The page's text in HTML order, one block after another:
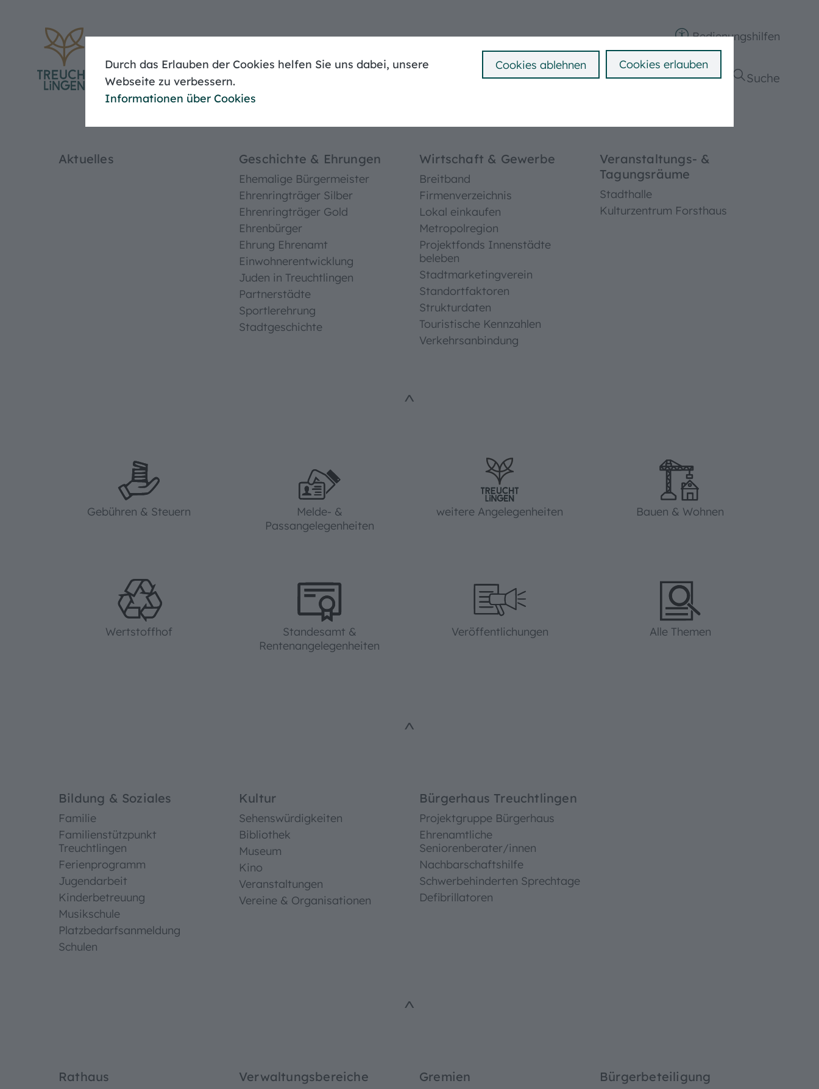
Durch das Erlauben der Cookies helfen Sie uns dabei, unsere
Webseite zu verbessern.
Cookies ablehnen
Informationen über Cookies
Cookies erlauben
Bedienungshilfen
Leben in Treuchtlingen Politik & Verwaltung Suche
Baugenehmigung
Bebauungspläne
Aktuelles Geschichte & Ehrungen
Ehemalige Bürgermeister
Ehrenringträger Silber
Ehrenringträger Gold
Ehrenbürger
Ehrung Ehrenamt
Einwohnerentwicklung
Juden in Treuchtlingen
Partnerstädte
Sportlerehrung
Stadtgeschichte
Wirtschaft & Gewerbe
Breitband
Firmenverzeichnis
Lokal einkaufen
Metropolregion
Projektfonds Innenstädte
beleben
Stadtmarketingverein
Standortfaktoren
Strukturdaten
Touristische Kennzahlen
Verkehrsanbindung
Veranstaltungs- &
Tagungsräume
Stadthalle
Kulturzentrum Forsthaus
^
Gebühren & Steuern
Melde- &
Passangelegenheiten
weitere Angelegenheiten Bauen & Wohnen
Wertstoffhof
Standesamt &
Rentenangelegenheiten
Veröffentlichungen Alle Themen
^
Bildung & Soziales
Familie
Familienstützpunkt
Treuchtlingen
Ferienprogramm
Jugendarbeit
Kinderbetreuung
Musikschule
Platzbedarfsanmeldung
Schulen
Kultur
Sehenswürdigkeiten
Bibliothek
Museum
Kino
Veranstaltungen
Vereine & Organisationen
Bürgerhaus Treuchtlingen
Projektgruppe Bürgerhaus
Ehrenamtliche
Seniorenberater/innen
Nachbarschaftshilfe
Schwerbehinderten Sprechtage
Defibrillatoren
^
Rathaus Verwaltungsbereiche Gremien Bürgerbeteiligung